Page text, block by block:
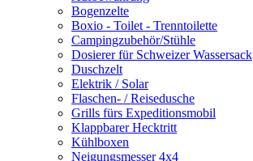
Bogenzelte
Boxio - Toilet - Trenntoilette
Campingzubehör/Stühle
Dosierer für Schweizer Wassersack
Duschzelt
Elektrik / Solar
Flaschen- / Reisedusche
Grills fürs Expeditionsmobil
Klappbarer Hecktritt
Kühlboxen
Neigungsmesser 4x4